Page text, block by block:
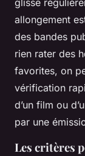
glisse
allongement
des bandes
rien rater des
favorites, on
vérification
d’un film ou
par une
Les critères